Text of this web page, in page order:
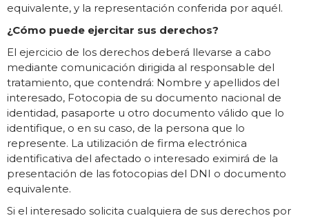
equivalente, y la representación conferida por aquél.
¿Cómo puede ejercitar sus derechos?
El ejercicio de los derechos deberá llevarse a cabo
mediante comunicación dirigida al responsable del
tratamiento, que contendrá: Nombre y apellidos del
interesado, Fotocopia de su documento nacional de
identidad, pasaporte u otro documento válido que lo
identifique, o en su caso, de la persona que lo
represente. La utilización de firma electrónica
identificativa del afectado o interesado eximirá de la
presentación de las fotocopias del DNI o documento
equivalente.
Si el interesado solicita cualquiera de sus derechos por